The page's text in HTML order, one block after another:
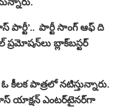
పార్టీ’.. పార్టీ సాంగ్ ఆఫ్ ది
బ్లాక్‌బస్టర్
పాత్రలో నటిస్తున్నారు.
యాక్షన్ ఎంటర్‌టైనర్‌గా